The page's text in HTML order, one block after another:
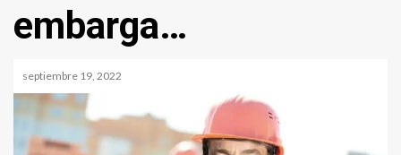
embarga…
septiembre 19, 2022